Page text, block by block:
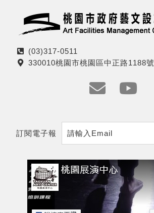
電
話
(03)317-0511
地
330010桃園市桃園區中正路1188號
m
a
i
l
t
訂閱電子報